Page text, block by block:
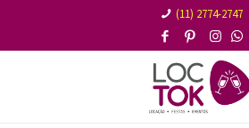
(11) 2774-2747